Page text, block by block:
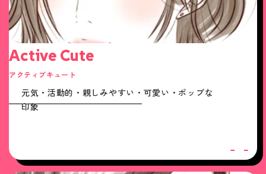
Active Cute
アクティブキュート
元気・活動的・親しみやすい・可愛い・ポップな
印象